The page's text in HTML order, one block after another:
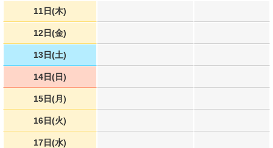
11日(木)
12日(金)
13日(土)
14日(日)
15日(月)
16日(火)
17日(水)